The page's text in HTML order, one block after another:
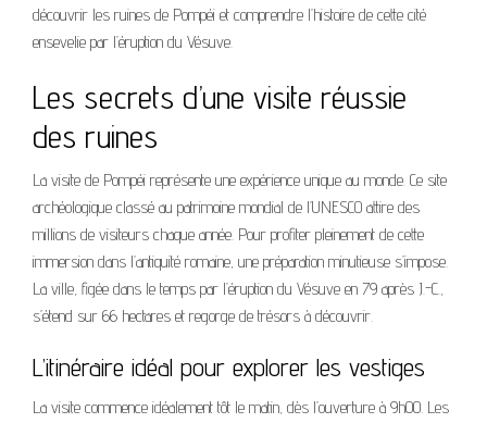
découvrir les ruines de Pompéi et comprendre l’histoire de cette cité
ensevelie par l’éruption du Vésuve.
Les secrets d’une visite réussie
des ruines
La visite de Pompéi représente une expérience unique au monde. Ce site
archéologique classé au patrimoine mondial de l’UNESCO attire des
millions de visiteurs chaque année. Pour profiter pleinement de cette
immersion dans l’antiquité romaine, une préparation minutieuse s’impose.
La ville, figée dans le temps par l’éruption du Vésuve en 79 après J.-C.,
s’étend sur 66 hectares et regorge de trésors à découvrir.
L’itinéraire idéal pour explorer les vestiges
La visite commence idéalement tôt le matin, dès l’ouverture à 9h00. Les